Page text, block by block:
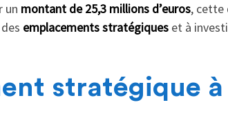
un montant de 25,3 millions d’euros, cette
emplacements stratégiqueset à
stratégique